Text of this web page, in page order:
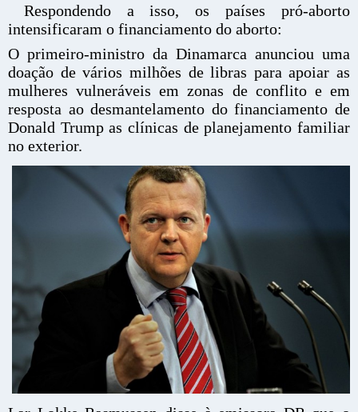
Respondendo a isso, os países pró-aborto
intensificaram o financiamento do aborto:
O primeiro-ministro da Dinamarca anunciou uma
doação de vários milhões de libras para apoiar as
mulheres vulneráveis em zonas de conflito e em
resposta ao desmantelamento do financiamento de
Donald Trump as clínicas de planejamento familiar
no exterior.